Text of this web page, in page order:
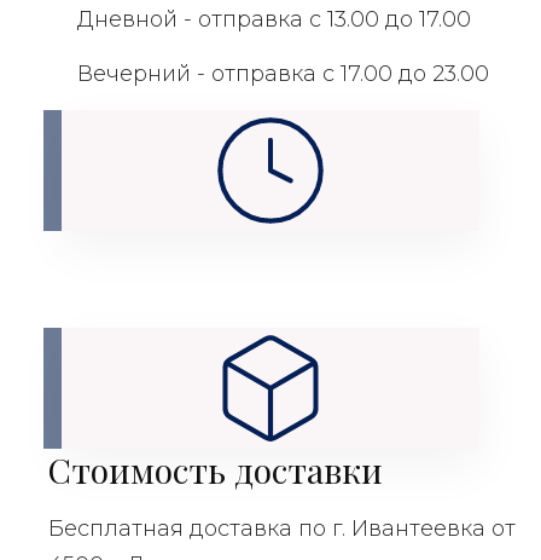
Дневной - отправка с 13.00 до 17.00
Вечерний - отправка с 17.00 до 23.00
Стоимость доставки
Бесплатная доставка по г. Ивантеевка от